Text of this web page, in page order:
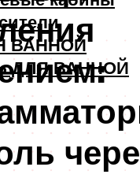
ВАННОЙ
ДЛЯ ВАННОЙ